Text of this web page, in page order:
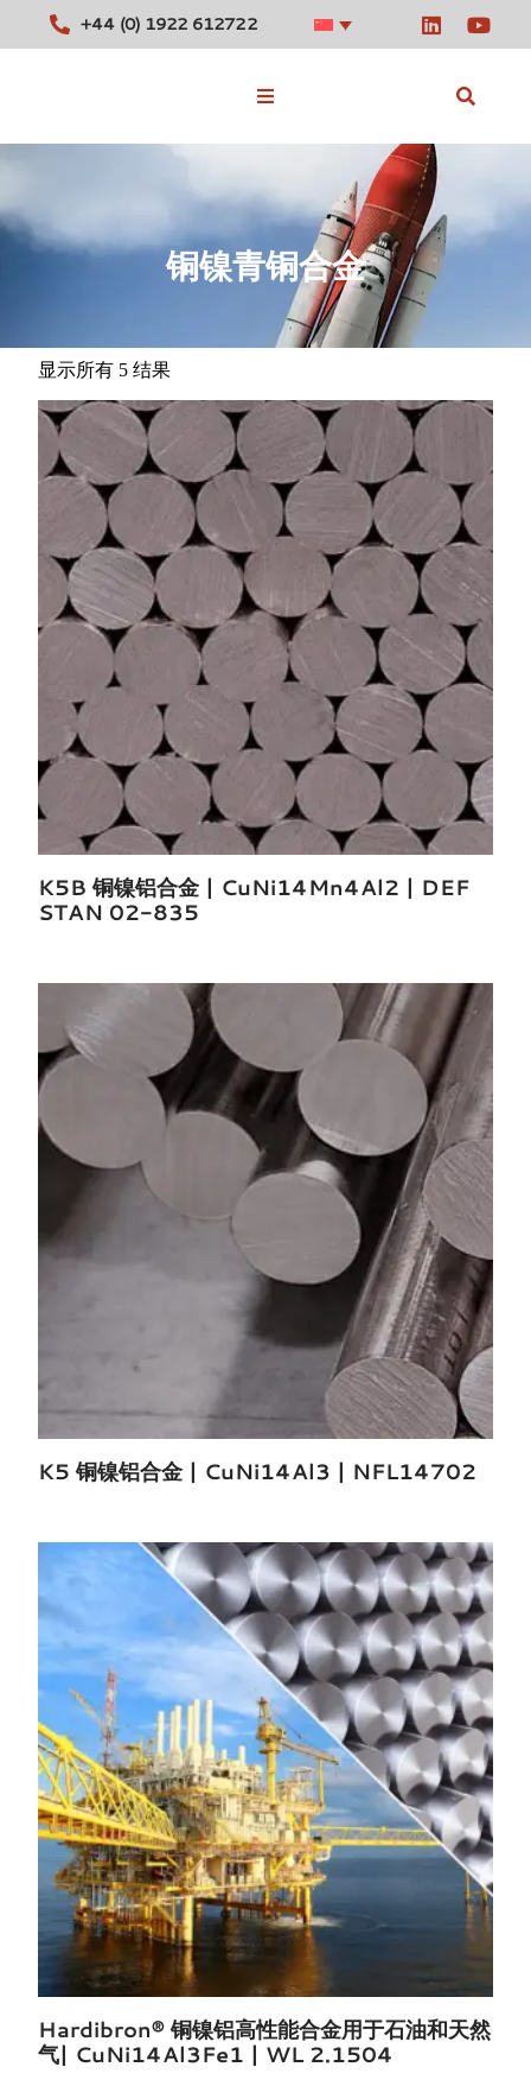
+44 (0) 1922 612722
库存合金
工具
铜镍青铜合金​
显示所有 5 结果
K5B 铜镍铝合金 | CuNi14Mn4Al2 | DEF
STAN 02-835
K5 铜镍铝合金 | CuNi14Al3 | NFL14702
Hardibron® 铜镍铝高性能合金用于石油和天然
气| CuNi14Al3Fe1 | WL 2.1504